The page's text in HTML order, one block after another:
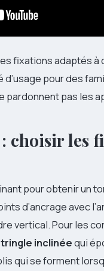
fixations adaptés
d’usage pour des
pardonnent pas les
choisir les
pour obtenir un
d’ancrage avec
vertical. Pour les
tringle inclinéequi
qui se forment